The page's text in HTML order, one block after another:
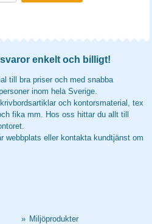
enkelt och billigt!
till bra priser och med snabba
inom hela Sverige.
och kontorsmaterial, tex
fika mm. Hos oss hittar du allt till
webbplats eller kontakta kundtjänst om
» Miljöprodukter